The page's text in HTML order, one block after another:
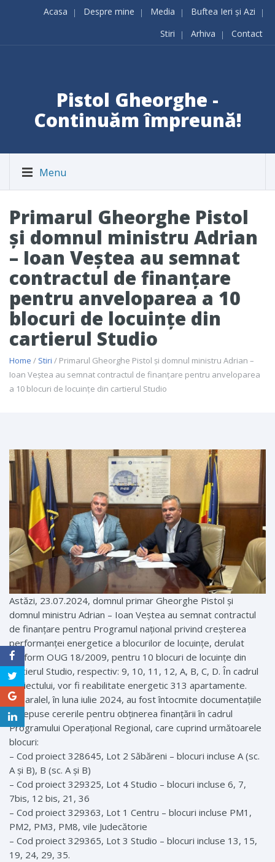
Acasa Despre mine Media
Buftea Ieri și Azi
Stiri
Arhiva Contact
Pistol Gheorghe -
Continuăm împreună!
Menu
Primarul Gheorghe Pistol
și domnul ministru Adrian
– Ioan Veștea au semnat
contractul de finanțare
pentru anveloparea a 10
blocuri de locuințe din
cartierul Studio
Home / Stiri / Primarul Gheorghe Pistol și domnul ministru Adrian –
Ioan Veștea au semnat contractul de finanțare pentru anveloparea
a 10 blocuri de locuințe din cartierul Studio
Astăzi, 23.07.2024, domnul primar Gheorghe Pistol și
domnul ministru Adrian – Ioan Veștea au semnat contractul
de finanțare pentru Programul național privind creșterea
performanței energetice a blocurilor de locuințe, derulat
conform OUG 18/2009, pentru 10 blocuri de locuințe din
cartierul Studio, respectiv: 9, 10, 11, 12, A, B, C, D. În cadrul
proiectului, vor fi reabilitate energetic 313 apartamente.
În paralel, în luna iulie 2024, au fost întocmite documentațiile
și depuse cererile pentru obținerea finanțării în cadrul
Programului Operațional Regional, care cuprind următoarele
blocuri:
– Cod proiect 328645, Lot 2 Săbăreni – blocuri incluse A (sc.
A și B), B (sc. A și B)
– Cod proiect 329325, Lot 4 Studio – blocuri incluse 6, 7,
7bis, 12 bis, 21, 36
– Cod proiect 329363, Lot 1 Centru – blocuri incluse PM1,
PM2, PM3, PM8, vile Judecătorie
– Cod proiect 329365, Lot 3 Studio – blocuri incluse 13, 15,
19, 24, 29, 35.